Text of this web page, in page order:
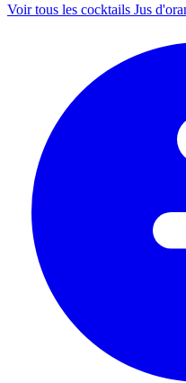
Voir tous les cocktails Jus